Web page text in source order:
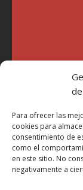
Para ofrecer las
cookies para
consentimiento de
como el
en este sitio. No
negativamente a
"Soy Manel
año 2007 he
Millatrece.com
participa"
Aviso Legal
Política de